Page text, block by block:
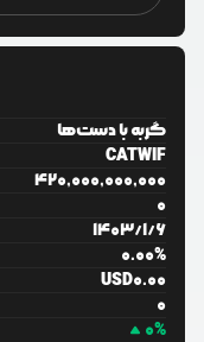
گربه با دست‌ها
CATWIF
420,000,000,000
0
1403/1/6
0.00%
USD0.00
0
0%